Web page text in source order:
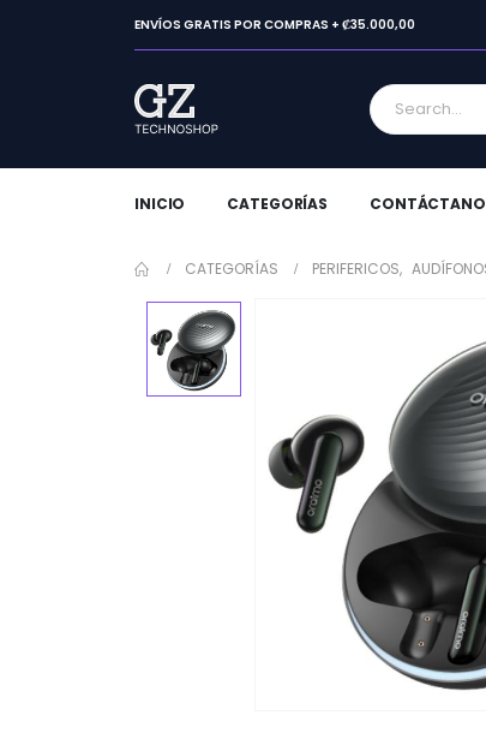
ENVÍOS GRATIS POR COMPRAS + ₡35.000,00
INICIO CATEGORÍAS
CATEGORÍAS PERIFERICOS,